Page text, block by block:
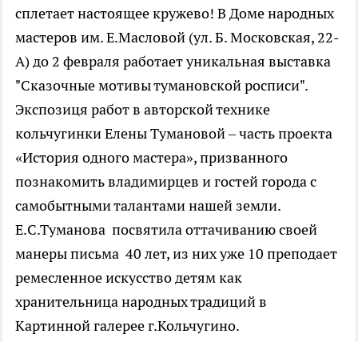
сплетает настоящее кружево! В Доме народных
мастеров им. Е.Масловой (ул. Б. Московская, 22-
А) до 2 февраля работает уникальная выставка
"Сказочные мотивы тумановской росписи".
Экспозиця работ в авторской технике
кольчугинки Елены Тумановой – часть проекта
«История одного мастера», призванного
познакомить владимирцев и гостей города с
самобытными талантами нашей земли.
Е.С.Туманова посвятила оттачиванию своей
манеры письма 40 лет, из них уже 10 преподает
ремесленное искусство детям как
хранительница народных традиций в
Картинной галерее г.Кольчугино.